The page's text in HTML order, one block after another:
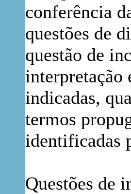
conferência
questões de
questão de
interpretação
indicadas,
termos
identificadas
Questões de